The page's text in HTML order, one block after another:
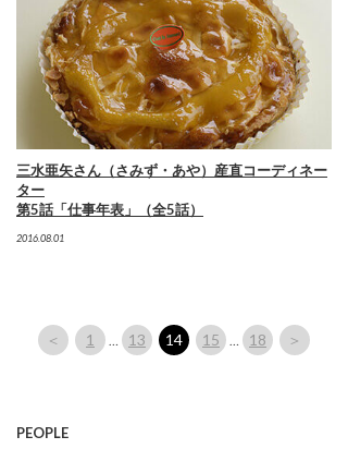
三水亜矢さん（さみず・あや）産直コーディネー
ター
第5話「仕事年表」（全5話）
2016.08.01
＜ 1 … 13 14 15 … 18 ＞
PEOPLE